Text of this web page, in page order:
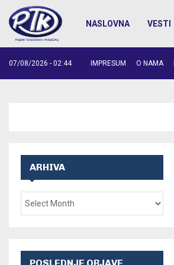
NASLOVNA VESTI
07/08/2026 - 02:44 IMPRESUM O NAMA
ARHIVA